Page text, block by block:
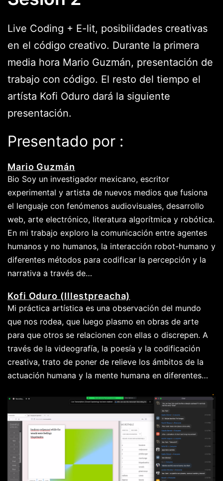
Live Coding + E-lit, posibilidades creativas
en el código creativo. Durante la primera
media hora Mario Guzmán, presentación de
trabajo con código. El resto del tiempo el
artísta Kofi Oduro dará la siguiente
presentación.
Presentado por :
Mario Guzmán
Bio Soy un investigador mexicano, escritor
experimental y artista de nuevos medios que fusiona
el lenguaje con fenómenos audiovisuales, desarrollo
web, arte electrónico, literatura algorítmica y robótica.
En mi trabajo exploro la comunicación entre agentes
humanos y no humanos, la interacción robot-humano y
diferentes métodos para codificar la percepción y la
narrativa a través de…
Kofi Oduro (Illestpreacha)
Mi práctica artística es una observación del mundo
que nos rodea, que luego plasmo en obras de arte
para que otros se relacionen con ellas o discrepen. A
través de la videografía, la poesía y la codificación
creativa, trato de poner de relieve los ámbitos de la
actuación humana y la mente humana en diferentes…